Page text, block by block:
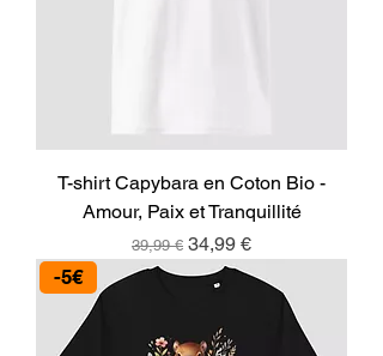
T-shirt Capybara en Coton Bio -
Amour, Paix et Tranquillité
Prix original
39,99 € Prix promotionnel
34,99 €
-5€